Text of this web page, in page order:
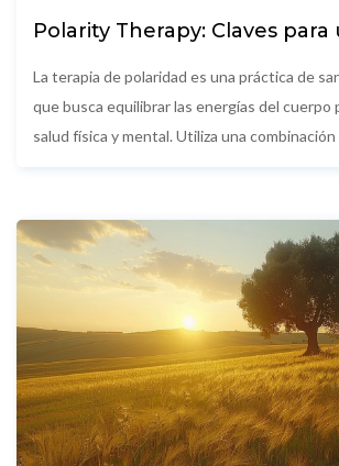
Polarity Therapy: Claves para
La terapia de polaridad es una práctica de
que busca equilibrar las energías del cuerpo
salud física y mental. Utiliza una
fundamentos de la terapia de polaridad, sus
puede integrarse en la vida diaria para
También se incluyen consejos prácticos para
comenzar a experimentar con esta técnica.